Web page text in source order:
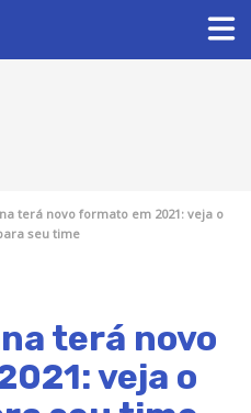
terá novo formato em 2021: veja o
seu time
terá novo
veja o